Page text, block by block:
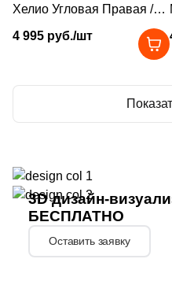
Хелио Угловая Правая /
Materia Helio Angolare Dx
33x45
4 995 руб./шт
3D дизайн-
БЕСПЛАТНО
Оставить заявку